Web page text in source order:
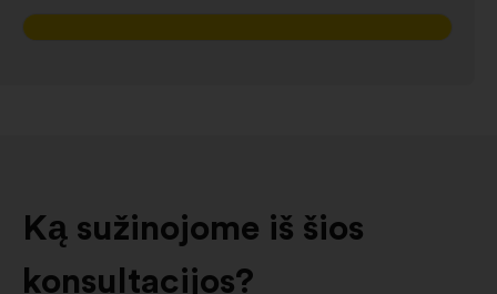
Ką sužinojome iš šios
konsultacijos?